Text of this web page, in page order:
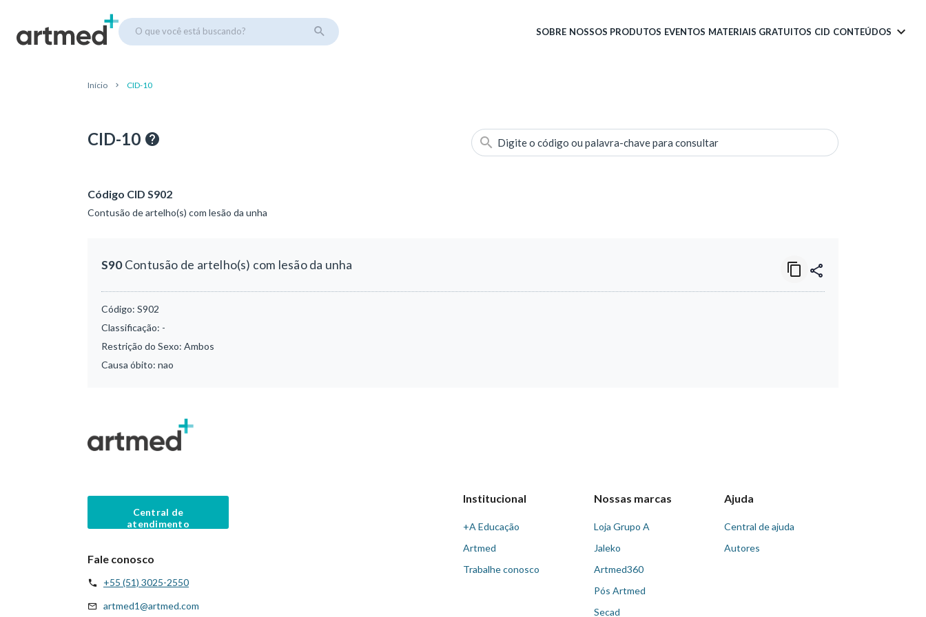
O que você está buscando? SOBRE NOSSOS PRODUTOS EVENTOS MATERIAIS GRATUITOS CID CONTEÚDOS
Início CID-10
CID-10 Digite o código ou palavra-chave para consultar
Código CID S902
Contusão de artelho(s) com lesão da unha
S90Contusão de artelho(s) com lesão da unha
Código: S902
Classificação: -
Restrição do Sexo: Ambos
Causa óbito: nao
Central de
atendimento
Fale conosco
+55 (51) 3025-2550
artmed1@artmed.com
Institucional
+A Educação
Artmed
Trabalhe conosco
Nossas marcas
Loja Grupo A
Jaleko
Artmed360
Pós Artmed
Secad
Ajuda
Central de ajuda
Autores